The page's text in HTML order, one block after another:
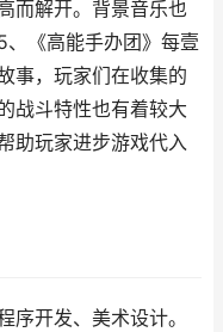
而解开。背景音乐也
《高能手办团》每壹
事，玩家们在收集的
战斗特性也有着较大
助玩家进步游戏代入
序开发、美术设计。